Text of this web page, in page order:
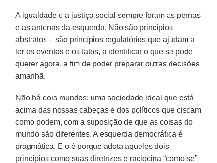
A igualdade e a justiça social sempre foram as pernas
e as antenas da esquerda. Não são princípios
abstratos – são princípios regulatórios que ajudam a
ler os eventos e os fatos, a identificar o que se pode
querer agora, a fim de poder preparar outras decisões
amanhã.
Não há dois mundos: uma sociedade ideal que está
acima das nossas cabeças e dos políticos que ciscam
como podem, com a suposição de que as coisas do
mundo são diferentes. A esquerda democrática é
pragmática. E o é porque adota aqueles dois
princípios como suas diretrizes e raciocina “como se”